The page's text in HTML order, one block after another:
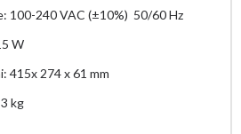
100-240 VAC (±10%) 50/60 Hz
W
415x 274 x 61 mm
kg